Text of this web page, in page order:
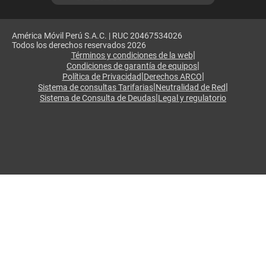
América Móvil Perú S.A.C. | RUC 20467534026
Todos los derechos reservados 2026
Términos y condiciones de la web|
Condiciones de garantía de equipos|
Política de Privacidad|Derechos ARCO|
Sistema de consultas Tarifarias|Neutralidad de Red|
Sistema de Consulta de Deudas|Legal y regulatorio